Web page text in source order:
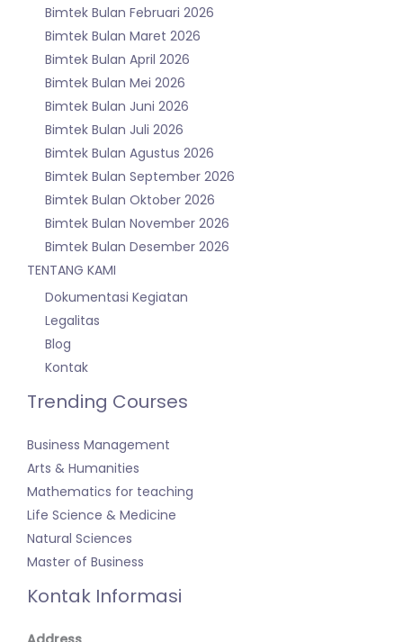
Bimtek Bulan Februari 2026
Bimtek Bulan Maret 2026
Bimtek Bulan April 2026
Bimtek Bulan Mei 2026
Bimtek Bulan Juni 2026
Bimtek Bulan Juli 2026
Bimtek Bulan Agustus 2026
Bimtek Bulan September 2026
Bimtek Bulan Oktober 2026
Bimtek Bulan November 2026
Bimtek Bulan Desember 2026
TENTANG KAMI
Dokumentasi Kegiatan
Legalitas
Blog
Kontak
Trending Courses
Business Management
Arts & Humanities
Mathematics for teaching
Life Science & Medicine
Natural Sciences
Master of Business
Kontak Informasi